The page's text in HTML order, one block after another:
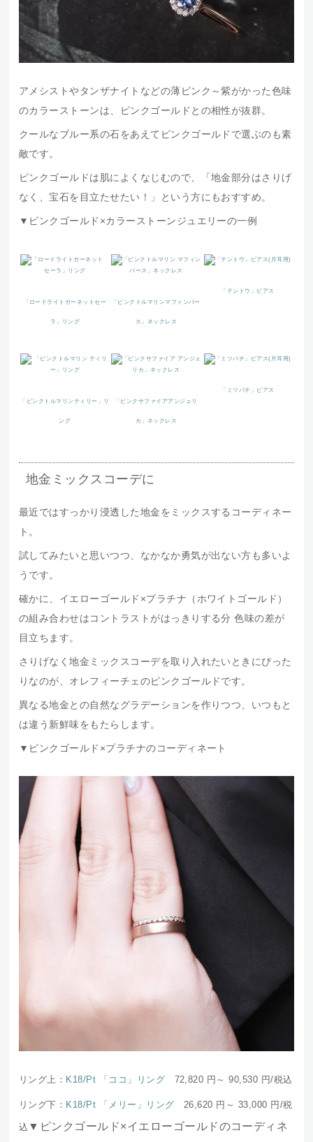
アメシストやタンザナイトなどの薄ピンク～紫がかった色味
のカラーストーンは、ピンクゴールドとの相性が抜群。
クールなブルー系の石をあえてピンクゴールドで選ぶのも素
敵です。
ピンクゴールドは肌によくなじむので、「地金部分はさりげ
なく、宝石を目立たせたい！」という方にもおすすめ。
▼ピンクゴールド×カラーストーンジュエリーの一例
「ロードライトガーネットセー
ラ」リング
「ピンクトルマリンマフィンバー
ス」ネックレス
「テントウ」ピアス
「ピンクトルマリンティリー」リ
ング
「ピンクサファイアアンジェリ
カ」ネックレス
「ミツバチ」ピアス
地金ミックスコーデに
最近ではすっかり浸透した地金をミックスするコーディネー
ト。
試してみたいと思いつつ、なかなか勇気が出ない方も多いよ
うです。
確かに、イエローゴールド×プラチナ（ホワイトゴールド）
の組み合わせはコントラストがはっきりする分 色味の差が
目立ちます。
さりげなく地金ミックスコーデを取り入れたいときにぴった
りなのが、オレフィーチェのピンクゴールドです。
異なる地金との自然なグラデーションを作りつつ、いつもと
は違う新鮮味をもたらします。
▼ピンクゴールド×プラチナのコーディネート
リング上： K18/Pt 「ココ」リング 72,820 円～ 90,530 円/税込
リング下： K18/Pt 「メリー」リング 26,620 円～ 33,000 円/税
込 ▼ピンクゴールド×イエローゴールドのコーディネ